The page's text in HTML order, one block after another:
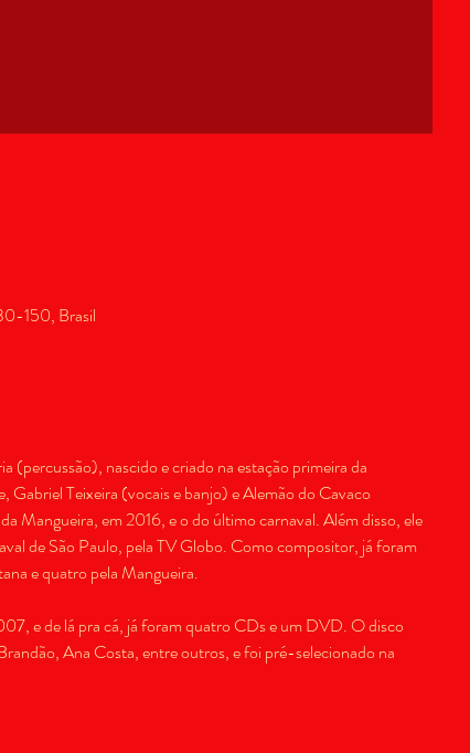
150, Brasil
(percussão), nascido e criado na estação primeira da
Teixeira (vocais e banjo) e Alemão do Cavaco
Mangueira, em 2016, e o do último carnaval. Além disso, ele
de São Paulo, pela TV Globo. Como compositor, já foram
e de lá pra cá, já foram quatro CDs e um DVD. O disco
Ana Costa, entre outros, e foi pré-selecionado na